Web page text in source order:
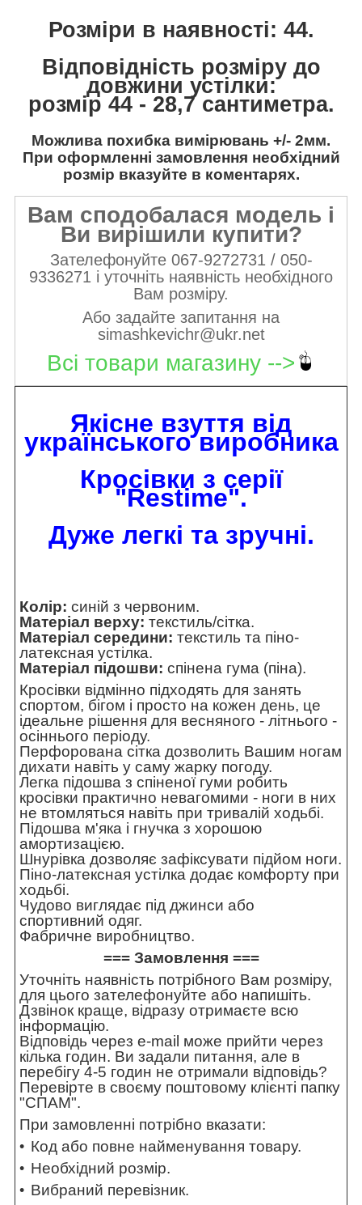
Розміри в наявності: 44.
Відповідність розміру до
довжини устілки:
розмір 44 - 28,7 сантиметра.
Можлива похибка вимірювань +/- 2мм.
При оформленні замовлення необхідний
розмір вказуйте в коментарях.
Вам сподобалася модель і
Ви вирішили купити?
Зателефонуйте 067-9272731 / 050-
9336271 і уточніть наявність необхідного
Вам розміру.
Або задайте запитання на
simashkevichr@ukr.net
Всі товари магазину -->
Якісне взуття від
українського виробника
Кросівки з серії
"Restime".
Дуже легкі та зручні.
Колір: синій з червоним.
Матеріал верху: текстиль/сітка.
Матеріал середини: текстиль та піно-
латексная устілка.
Матеріал підошви: спінена гума (піна).
Кросівки відмінно підходять для занять
спортом, бігом і просто на кожен день, це
ідеальне рішення для весняного - літнього -
осіннього періоду.
Перфорована сітка дозволить Вашим ногам
дихати навіть у саму жарку погоду.
Легка підошва з спіненої гуми робить
кросівки практично невагомими - ноги в них
не втомляться навіть при тривалій ходьбі.
Підошва м'яка і гнучка з хорошою
амортизацією.
Шнурівка дозволяє зафіксувати підйом ноги.
Піно-латексная устілка додає комфорту при
ходьбі.
Чудово виглядає під джинси або
спортивний одяг.
Фабричне виробництво.
=== Замовлення ===
Уточніть наявність потрібного Вам розміру,
для цього зателефонуйте або напишіть.
Дзвінок краще, відразу отримаєте всю
інформацію.
Відповідь через e-mail може прийти через
кілька годин. Ви задали питання, але в
перебігу 4-5 годин не отримали відповідь?
Перевірте в своєму поштовому клієнті папку
"СПАМ".
При замовленні потрібно вказати:
Код або повне найменування товару.
Необхідний розмір.
Вибраний перевізник.